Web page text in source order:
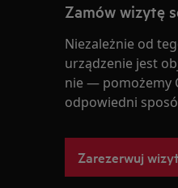
Zamów wizytę
Niezależnie od
urządzenie jest
nie — pomożemy
odpowiedni
Zarezerwuj